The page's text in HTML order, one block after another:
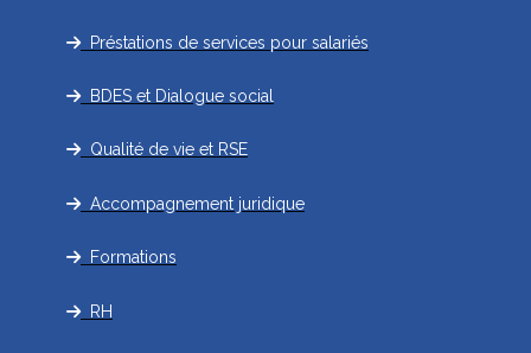
Préstations de services pour salariés
BDES et Dialogue social
Qualité de vie et RSE
Accompagnement juridique
Formations
RH